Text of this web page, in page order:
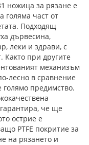
ножица за рязане е
голяма част от
Подходящ
дървесина,
леки и здрави, с
Както при другите
механизъм
лесно в сравнение
голямо предимство.
че ще
острие е
PTFE покритие за
на рязането и